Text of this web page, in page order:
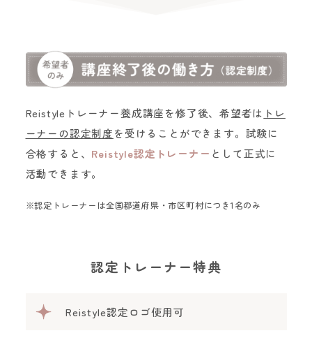
Reistyleトレーナー養成講座を修了後、希望者は トレ
ーナーの認定制度を受けることができます。試験に
合格すると、 Reistyle認定トレーナー として正式に
活動できます。
※認定トレーナーは全国都道府県・市区町村につき1名のみ
認定トレーナー特典
Reistyle認定ロゴ使用可